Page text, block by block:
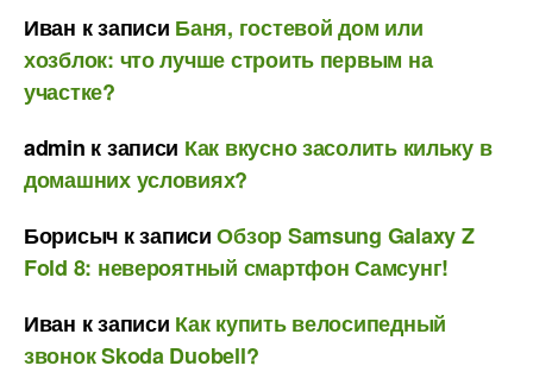
Иван к записи Баня, гостевой дом или
хозблок: что лучше строить первым на
участке?
admin к записи Как вкусно засолить кильку в
домашних условиях?
Борисыч к записиОбзор Samsung Galaxy Z
Fold 8: невероятный смартфон Самсунг!
Иван к записи Как купить велосипедный
звонок Skoda Duobell?